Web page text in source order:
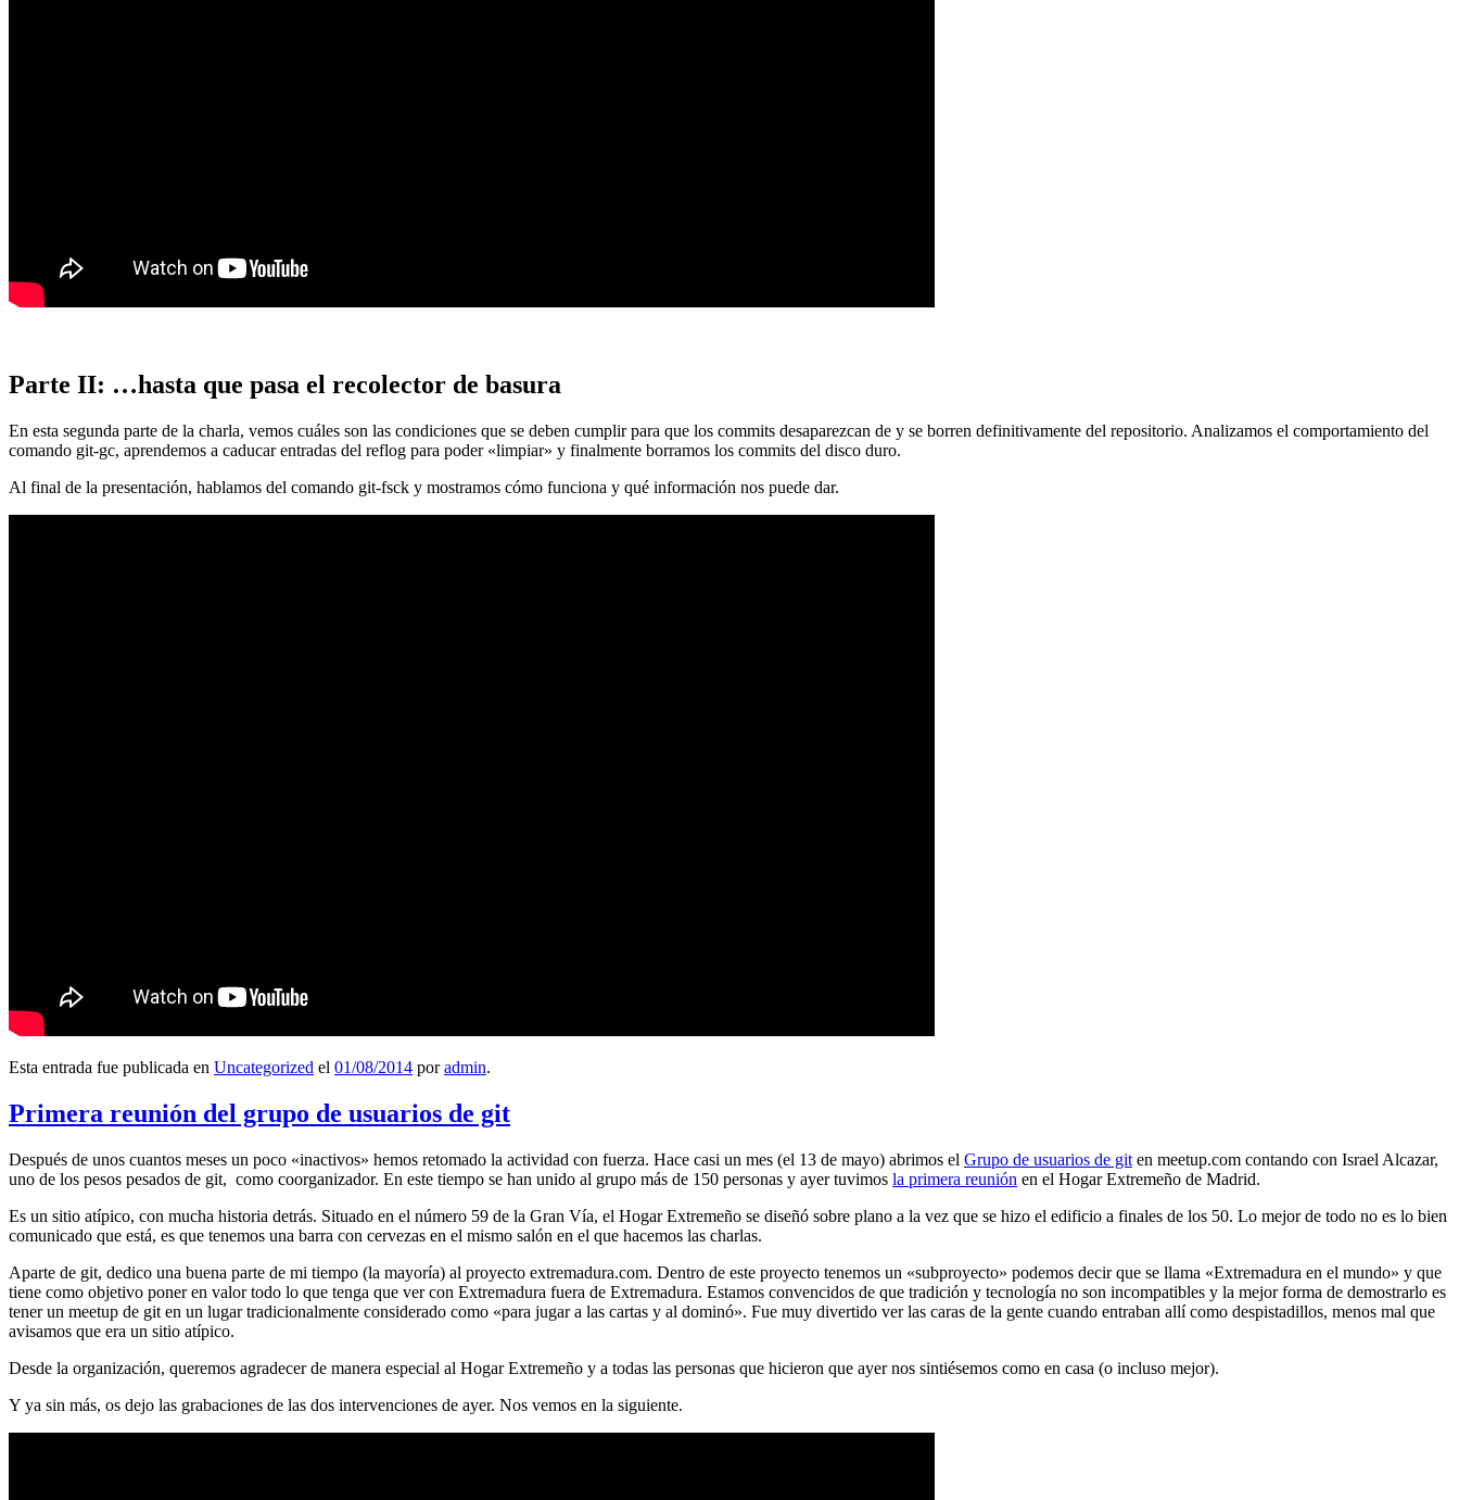
Parte II: …hasta que pasa el recolector de basura
En esta segunda parte de la charla, vemos cuáles son las condiciones que se deben cumplir para que los commits desaparezcan de y se borren definitivamente del repositorio. Analizamos el comportamiento del
comando git-gc, aprendemos a caducar entradas del reflog para poder «limpiar» y finalmente borramos los commits del disco duro.
Al final de la presentación, hablamos del comando git-fsck y mostramos cómo funciona y qué información nos puede dar.
Esta entrada fue publicada en Uncategorized el 01/08/2014 poradmin.
Primera reunión del grupo de usuarios de git
Después de unos cuantos meses un poco «inactivos» hemos retomado la actividad con fuerza. Hace casi un mes (el 13 de mayo) abrimos el Grupo de usuarios de git en meetup.com contando con Israel Alcazar,
uno de los pesos pesados de git, como coorganizador. En este tiempo se han unido al grupo más de 150 personas y ayer tuvimos la primera reunión en el Hogar Extremeño de Madrid.
Es un sitio atípico, con mucha historia detrás. Situado en el número 59 de la Gran Vía, el Hogar Extremeño se diseñó sobre plano a la vez que se hizo el edificio a finales de los 50. Lo mejor de todo no es lo bien
comunicado que está, es que tenemos una barra con cervezas en el mismo salón en el que hacemos las charlas.
Aparte de git, dedico una buena parte de mi tiempo (la mayoría) al proyecto extremadura.com. Dentro de este proyecto tenemos un «subproyecto» podemos decir que se llama «Extremadura en el mundo» y que
tiene como objetivo poner en valor todo lo que tenga que ver con Extremadura fuera de Extremadura. Estamos convencidos de que tradición y tecnología no son incompatibles y la mejor forma de demostrarlo es
tener un meetup de git en un lugar tradicionalmente considerado como «para jugar a las cartas y al dominó». Fue muy divertido ver las caras de la gente cuando entraban allí como despistadillos, menos mal que
avisamos que era un sitio atípico.
Desde la organización, queremos agradecer de manera especial al Hogar Extremeño y a todas las personas que hicieron que ayer nos sintiésemos como en casa (o incluso mejor).
Y ya sin más, os dejo las grabaciones de las dos intervenciones de ayer. Nos vemos en la siguiente.